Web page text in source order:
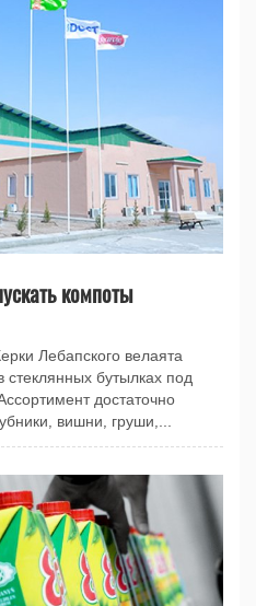
компоты
Лебапского велаята
стеклянных бутылках под
достаточно
вишни, груши,...